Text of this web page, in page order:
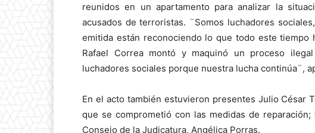
reunidos en un apartamento para analizar la
acusados de terroristas. ¨Somos luchadores
emitida están reconociendo lo que todo este tiempo
Rafael Correa montó y maquinó un proceso
luchadores sociales porque nuestra lucha continúa¨,
En el acto también estuvieron presentes Julio César
que se comprometió con las medidas de
Consejo de la Judicatura, Angélica Porras.